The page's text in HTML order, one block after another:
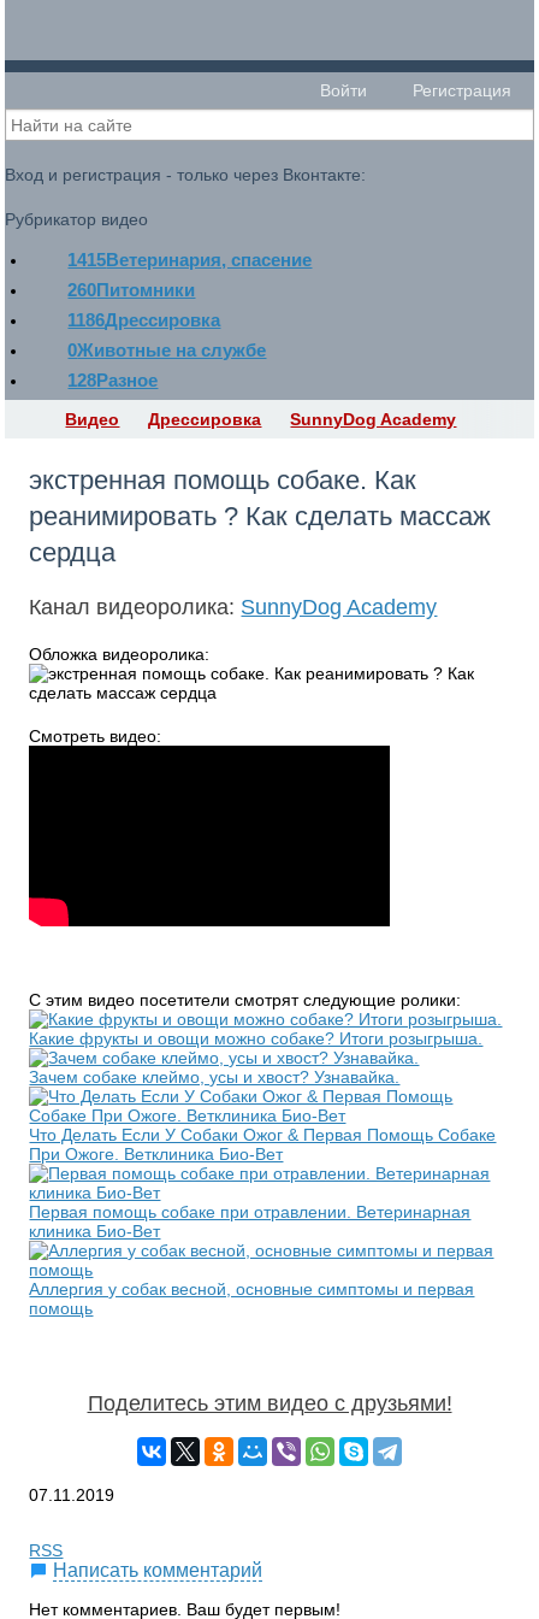
Войти Регистрация
Вход и регистрация - только через Вконтакте:
Рубрикатор видео
1415Ветеринария, спасение
260Питомники
1186Дрессировка
0Животные на службе
128Разное
Видео Дрессировка SunnyDog Academy
экстренная помощь собаке. Как
реанимировать ? Как сделать массаж
сердца
Канал видеоролика: SunnyDog Academy
Обложка видеоролика:
Смотреть видео:
С этим видео посетители смотрят следующие ролики:
Какие фрукты и овощи можно собаке? Итоги розыгрыша.
Зачем собаке клеймо, усы и хвост? Узнавайка.
Что Делать Если У Собаки Ожог & Первая Помощь Собаке
При Ожоге. Ветклиника Био-Вет
Первая помощь собаке при отравлении. Ветеринарная
клиника Био-Вет
Аллергия у собак весной, основные симптомы и первая
помощь
Поделитесь этим видео с друзьями!
07.11.2019
RSS
Написать комментарий
Нет комментариев. Ваш будет первым!